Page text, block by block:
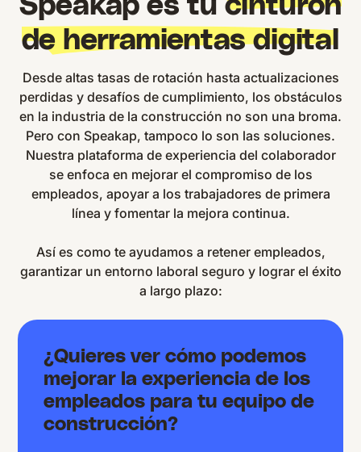
de herramientas digital
Desde altas tasas de rotación hasta actualizaciones
perdidas y desafíos de cumplimiento, los obstáculos
en la industria de la construcción no son una broma.
Pero con Speakap, tampoco lo son las soluciones.
Nuestra plataforma de experiencia del colaborador
se enfoca en mejorar el compromiso de los
empleados, apoyar a los trabajadores de primera
línea y fomentar la mejora continua.
Así es como te ayudamos a retener empleados,
garantizar un entorno laboral seguro y lograr el éxito
a largo plazo:
¿Quieres ver cómo podemos
mejorar la experiencia de los
empleados para tu equipo de
construcción?